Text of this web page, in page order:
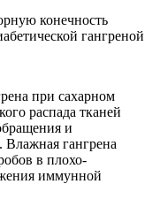
конечность
гангреной
при сахарном
распада тканей
и
гангрена
в плохо-
иммунной